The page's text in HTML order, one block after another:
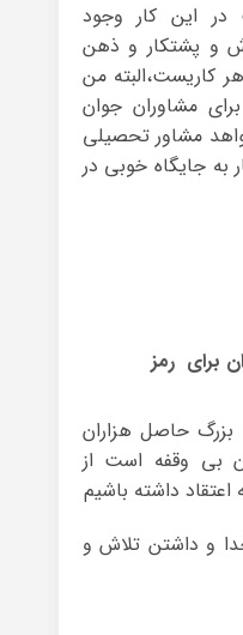
در این کار وجود
و پشتکار و ذهن
کاریست،البته من
مشاوران جوان
مشاور تحصیلی
به جایگاه خوبی در
برای رمز
حاصل هزاران
بی وقفه است از
داشته باشیم
و داشتن تلاش و